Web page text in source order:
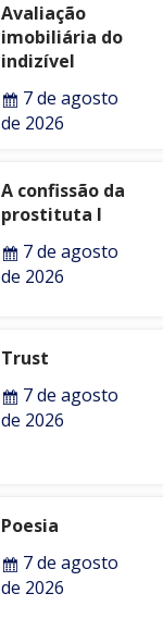
Avaliação
imobiliária do
indizível
7 de agosto
de 2026
A confissão da
prostituta I
7 de agosto
de 2026
Trust
7 de agosto
de 2026
Poesia
7 de agosto
de 2026